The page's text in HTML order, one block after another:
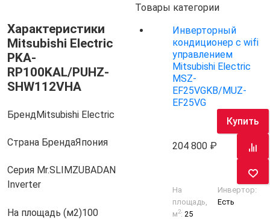
Характеристики
Mitsubishi Electric
PKA-
RP100KAL/PUHZ-
SHW112VHA
БрендMitsubishi Electric
Страна БрендаЯпония
Серия Mr.SLIMZUBADAN
Inverter
На площадь (м2)100
Товары категории
Инверторный
кондиционер с wifi
управлением
Mitsubishi Electric
MSZ-
EF25VGKB/MUZ-
EF25VG
204 800
Купить
На
площадь,
м2: 25
Инвертор:
Есть